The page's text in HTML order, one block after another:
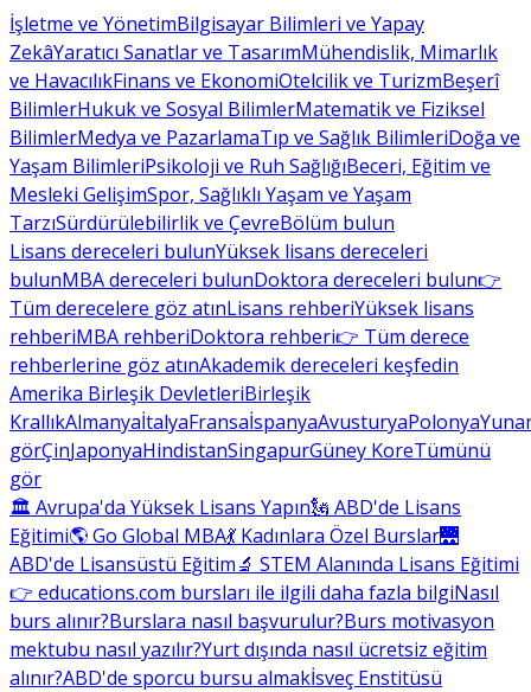
İşletme ve YönetimBilgisayar Bilimleri ve Yapay
ZekâYaratıcı Sanatlar ve TasarımMühendislik, Mimarlık
ve HavacılıkFinans ve EkonomiOtelcilik ve TurizmBeşerî
BilimlerHukuk ve Sosyal BilimlerMatematik ve Fiziksel
BilimlerMedya ve PazarlamaTıp ve Sağlık BilimleriDoğa ve
Yaşam BilimleriPsikoloji ve Ruh SağlığıBeceri, Eğitim ve
Mesleki GelişimSpor, Sağlıklı Yaşam ve Yaşam
TarzıSürdürülebilirlik ve ÇevreBölüm bulun
Lisans dereceleri bulunYüksek lisans dereceleri
bulunMBA dereceleri bulunDoktora dereceleri bulun👉
Tüm derecelere göz atınLisans rehberiYüksek lisans
rehberiMBA rehberiDoktora rehberi👉 Tüm derece
rehberlerine göz atınAkademik dereceleri keşfedin
Amerika Birleşik DevletleriBirleşik
KrallıkAlmanyaİtalyaFransaİspanyaAvusturyaPolonya
görÇinJaponyaHindistanSingapurGüney KoreTümünü
gör
🏛 Avrupa'da Yüksek Lisans Yapın🗽 ABD'de Lisans
Eğitimi🌎 Go Global MBA💃 Kadınlara Özel Burslar🌉
ABD'de Lisansüstü Eğitim🔬 STEM Alanında Lisans Eğitimi
👉 educations.com bursları ile ilgili daha fazla bilgiNasıl
burs alınır?Burslara nasıl başvurulur?Burs motivasyon
mektubu nasıl yazılır?Yurt dışında nasıl ücretsiz eğitim
alınır?ABD'de sporcu bursu almakİsveç Enstitüsü